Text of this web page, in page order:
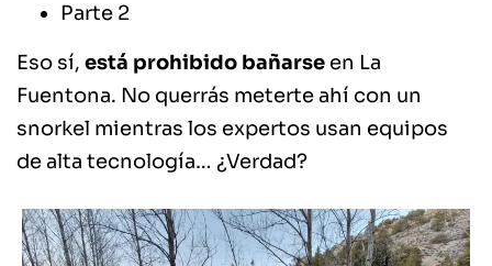
Parte 2
Eso sí, está prohibido bañarse en La
Fuentona. No querrás meterte ahí con un
snorkel mientras los expertos usan equipos
de alta tecnología… ¿Verdad?